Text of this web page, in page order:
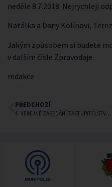
neděle 8.7.2018. Nejrychleji
Natálka a Dany Kolínovi,
Jakým způsobem si budete
v dalším čísle Zpravodaje.
redakce
PŘEDCHOZÍ
4. VEŘEJNÉ ZASEDÁNÍ ZASTUPITELSTVA MĚSTA 16.8.2018